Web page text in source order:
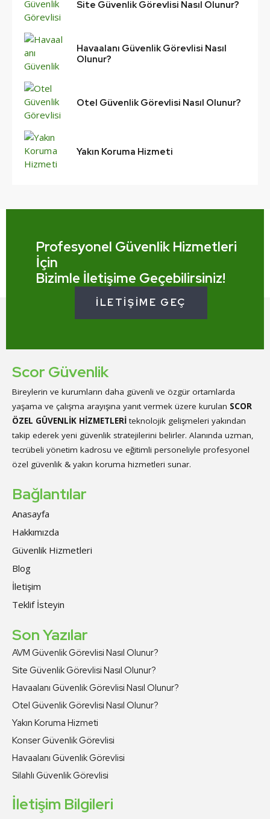
Site Güvenlik Görevlisi Nasıl Olunur?
Havaalanı Güvenlik Görevlisi Nasıl
Olunur?
Otel Güvenlik Görevlisi Nasıl Olunur?
Yakın Koruma Hizmeti
Profesyonel Güvenlik Hizmetleri
İçin
Bizimle İletişime Geçebilirsiniz!
İLETIŞIME GEÇ
Scor Güvenlik
Bireylerin ve kurumların daha güvenli ve özgür ortamlarda
yaşama ve çalışma arayışına yanıt vermek üzere kurulan SCOR
ÖZEL GÜVENLİK HİZMETLERİ teknolojik gelişmeleri yakından
takip ederek yeni güvenlik stratejilerini belirler. Alanında uzman,
tecrübeli yönetim kadrosu ve eğitimli personeliyle profesyonel
özel güvenlik & yakın koruma hizmetleri sunar.
Bağlantılar
Anasayfa
Hakkımızda
Güvenlik Hizmetleri
Blog
İletişim
Teklif İsteyin
Son Yazılar
AVM Güvenlik Görevlisi Nasıl Olunur?
Site Güvenlik Görevlisi Nasıl Olunur?
Havaalanı Güvenlik Görevlisi Nasıl Olunur?
Otel Güvenlik Görevlisi Nasıl Olunur?
Yakın Koruma Hizmeti
Konser Güvenlik Görevlisi
Havaalanı Güvenlik Görevlisi
Silahlı Güvenlik Görevlisi
İletişim Bilgileri